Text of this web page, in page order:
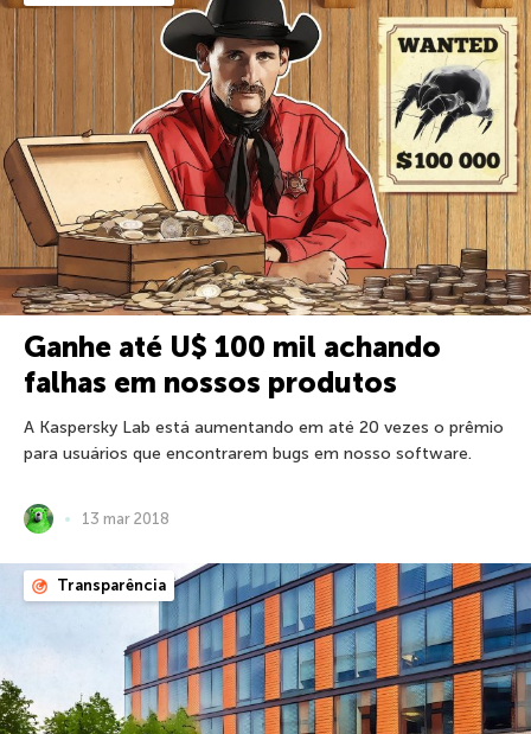
Ganhe até U$ 100 mil achando
falhas em nossos produtos
A Kaspersky Lab está aumentando em até 20 vezes o prêmio
para usuários que encontrarem bugs em nosso software.
13 mar 2018
Transparência